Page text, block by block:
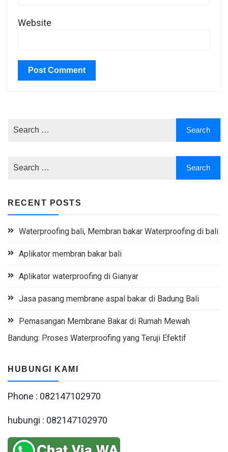
Website
RECENT POSTS
Waterproofing bali, Membran bakar Waterproofing di bali
Aplikator membran bakar bali
Aplikator waterproofing di Gianyar
Jasa pasang membrane aspal bakar di Badung Bali
Pemasangan Membrane Bakar di Rumah Mewah
Bandung: Proses Waterproofing yang Teruji Efektif
HUBUNGI KAMI
Phone : 082147102970
hubungi : 082147102970